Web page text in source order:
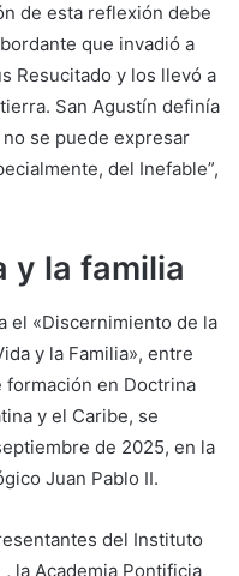
de esta reflexión debe
que invadió a
Resucitado y los llevó a
San Agustín definía
no se puede expresar
del Inefable”,
y la familia
el «Discernimiento de la
y la Familia», entre
en Doctrina
y el Caribe, se
de 2025, en la
Juan Pablo II.
del Instituto
la Academia Pontificia